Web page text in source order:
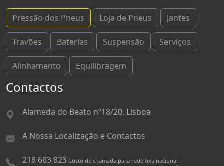
Pressão dos Pneus Loja de Pneus Jantes
Travões Baterias Suspensão Serviços
Alinhamento Equilibragem
Contactos
Alameda do Beato nº18/20, Lisboa
A Nossa Localização e Contactos
218 683 823 Custo de chamada para rede fixa nacional